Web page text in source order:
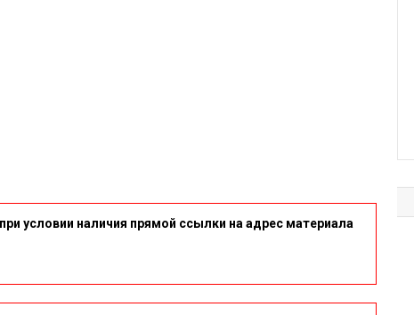
условии наличия прямой ссылки на адрес материала